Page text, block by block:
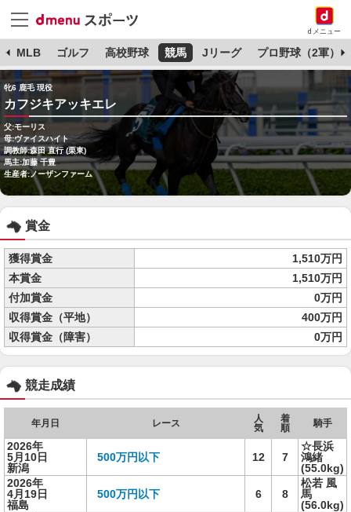
dメニュー
MLB ゴルフ 高校野球 競馬 Jリーグ プロ野球（2軍）
牝6 鹿毛 現役
カフジキアッキエレ
父:モーリス
母:ヴァイスハイト
調教師:森田 直行 (栗東)
馬主:加藤 千豊
生産者:ノーザンファーム
賞金
獲得賞金
1,510万円
本賞金
1,510万円
付加賞金
0万円
収得賞金（平地）
400万円
収得賞金（障害）
0万円
競走成績
年月日 レース
人
気
着
順
騎手
2026年
5月10日
新潟
500万円以下 12 7
☆長浜
鴻緒
(55.0kg)
2026年
4月19日
福島
500万円以下 6 8
松若 風
馬
(56.0kg)